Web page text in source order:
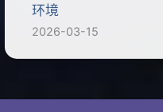
环境
2026-03-15